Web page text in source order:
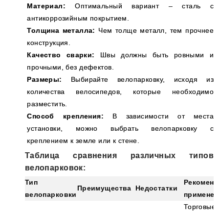
Материал: Оптимальный вариант – сталь с
антикоррозийным покрытием.
Толщина металла: Чем толще металл, тем прочнее
конструкция.
Качество сварки:
Швы должны быть ровными и
прочными, без дефектов.
Размеры:
Выбирайте велопарковку, исходя из
количества велосипедов, которые необходимо
разместить.
Способ крепления: В зависимости от места
установки, можно выбрать велопарковку с
креплением к земле или к стене.
Таблица сравнения различных типов
велопарковок:
Тип
велопарковки
Преимущества Недостатки
Торговые